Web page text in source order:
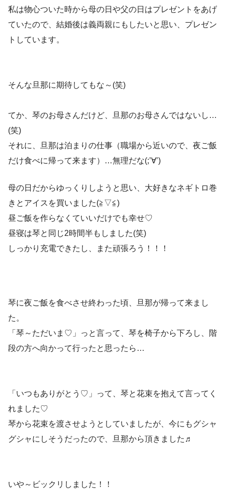
私は物心ついた時から母の日や父の日はプレゼントをあげ
ていたので、結婚後は義両親にもしたいと思い、プレゼン
トしています。
そんな旦那に期待してもな～(笑)
てか、琴のお母さんだけど、旦那のお母さんではないし…
(笑)
それに、旦那は泊まりの仕事（職場から近いので、夜ご飯
だけ食べに帰って来ます）…無理だな(;’∀’)
母の日だからゆっくりしようと思い、大好きなネギトロ巻
きとアイスを買いました(≧▽≦)
昼ご飯を作らなくていいだけでも幸せ♡
昼寝は琴と同じ2時間半もしました(笑)
しっかり充電できたし、また頑張ろう！！！
琴に夜ご飯を食べさせ終わった頃、旦那が帰って来まし
た。
「琴～ただいま♡」っと言って、琴を椅子から下ろし、階
段の方へ向かって行ったと思ったら…
「いつもありがとう♡」って、琴と花束を抱えて言ってく
れました♡
琴から花束を渡させようとしていましたが、今にもグシャ
グシャにしそうだったので、旦那から頂きました♬
いや～ビックリしました！！